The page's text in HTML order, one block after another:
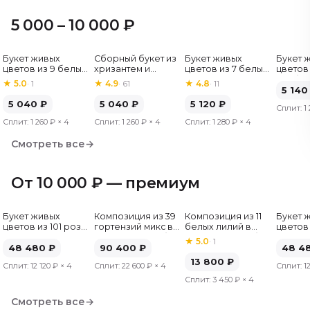
5 000 – 10 000 ₽
Букет живых
цветов из 9 белых
роз, Эквадор, 60
см
★ 5.0· 1
5 040 ₽
Сплит: 1 260 ₽ × 4
Хит
Сборный букет из
хризантем и
альстромерий
★ 4.9· 61
5 040 ₽
Сплит: 1 260 ₽× 4
Букет живых
цветов из 7 белых
хризантем
★4.8·11
5 120 ₽
Сплит:1 280 ₽ × 4
Букет
цветов
5 140
Сплит: 1
Смотреть все→
От 10 000 ₽ — премиум
Букет живых
цветов из 101 розы
см
48 480 ₽
Сплит: 12 120 ₽ × 4
Композиция из 39
гортензий микс в
90 400 ₽
Сплит: 22 600 ₽× 4
Композиция из 11
белых лилий в
шляпной коробке
★5.0·1
13 800 ₽
Сплит:3 450 ₽ × 4
Букет
цветов
см
48
Сплит:
Смотреть все→